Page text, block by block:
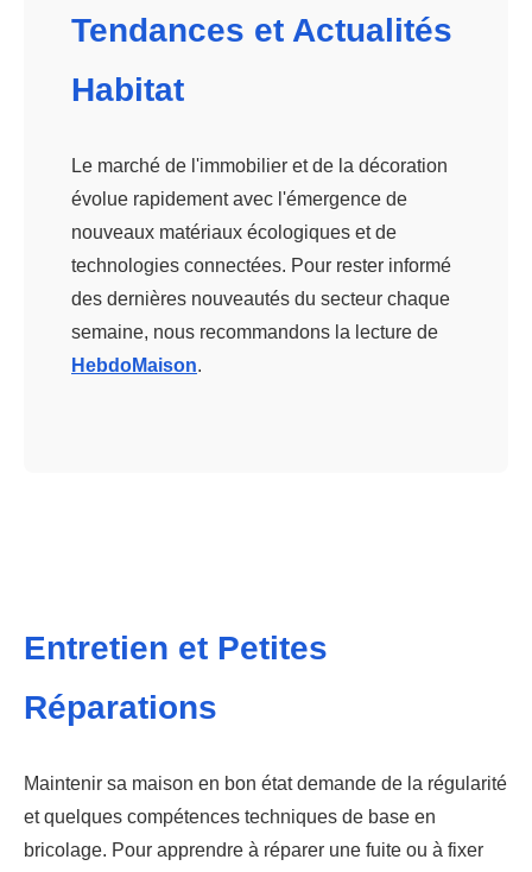
Tendances et Actualités
Habitat
Le marché de l'immobilier et de la décoration
évolue rapidement avec l'émergence de
nouveaux matériaux écologiques et de
technologies connectées. Pour rester informé
des dernières nouveautés du secteur chaque
semaine, nous recommandons la lecture de
HebdoMaison.
Entretien et Petites
Réparations
Maintenir sa maison en bon état demande de la régularité
et quelques compétences techniques de base en
bricolage. Pour apprendre à réparer une fuite ou à fixer